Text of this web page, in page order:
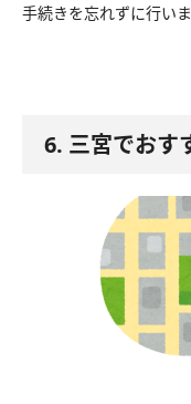
手続きを忘れずに行いま
6. 三宮でおす